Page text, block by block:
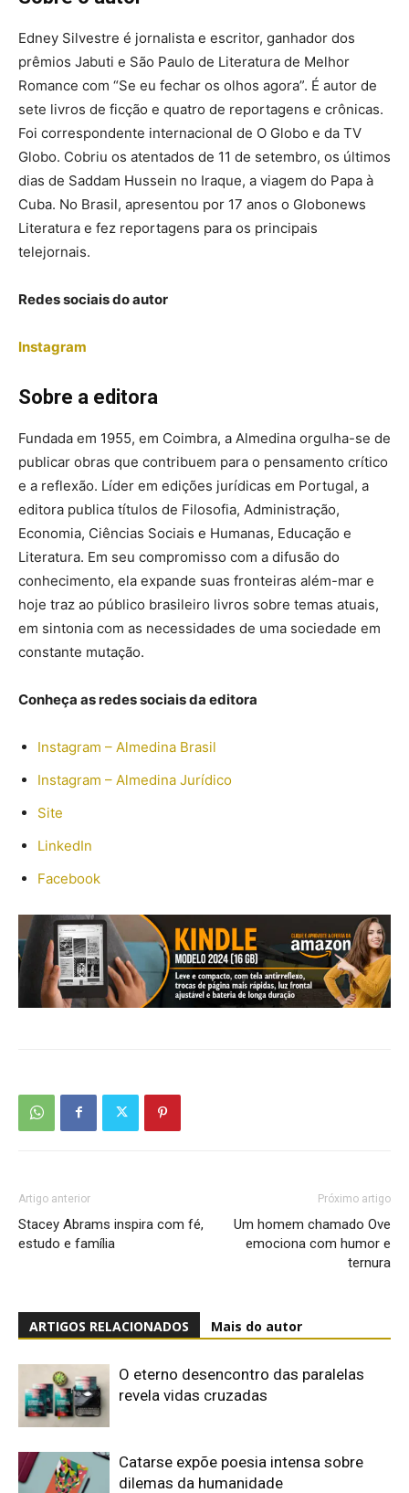
Edney Silvestre é jornalista e escritor, ganhador dos
prêmios Jabuti e São Paulo de Literatura de Melhor
Romance com “Se eu fechar os olhos agora”. É autor de
sete livros de ficção e quatro de reportagens e crônicas.
Foi correspondente internacional de O Globo e da TV
Globo. Cobriu os atentados de 11 de setembro, os últimos
dias de Saddam Hussein no Iraque, a viagem do Papa à
Cuba. No Brasil, apresentou por 17 anos o Globonews
Literatura e fez reportagens para os principais
telejornais.
Redes sociais do autor
Instagram
Sobre a editora
Fundada em 1955, em Coimbra, a Almedina orgulha-se de
publicar obras que contribuem para o pensamento crítico
e a reflexão. Líder em edições jurídicas em Portugal, a
editora publica títulos de Filosofia, Administração,
Economia, Ciências Sociais e Humanas, Educação e
Literatura. Em seu compromisso com a difusão do
conhecimento, ela expande suas fronteiras além-mar e
hoje traz ao público brasileiro livros sobre temas atuais,
em sintonia com as necessidades de uma sociedade em
constante mutação.
Conheça as redes sociais da editora
Instagram – Almedina Brasil
Instagram – Almedina Jurídico
Site
LinkedIn
Facebook
Artigo anterior
Stacey Abrams inspira com fé,
estudo e família
Próximo artigo
Um homem chamado Ove
emociona com humor e
ternura
ARTIGOS RELACIONADOS Mais do autor
O eterno desencontro das paralelas
revela vidas cruzadas
Catarse expõe poesia intensa sobre
dilemas da humanidade